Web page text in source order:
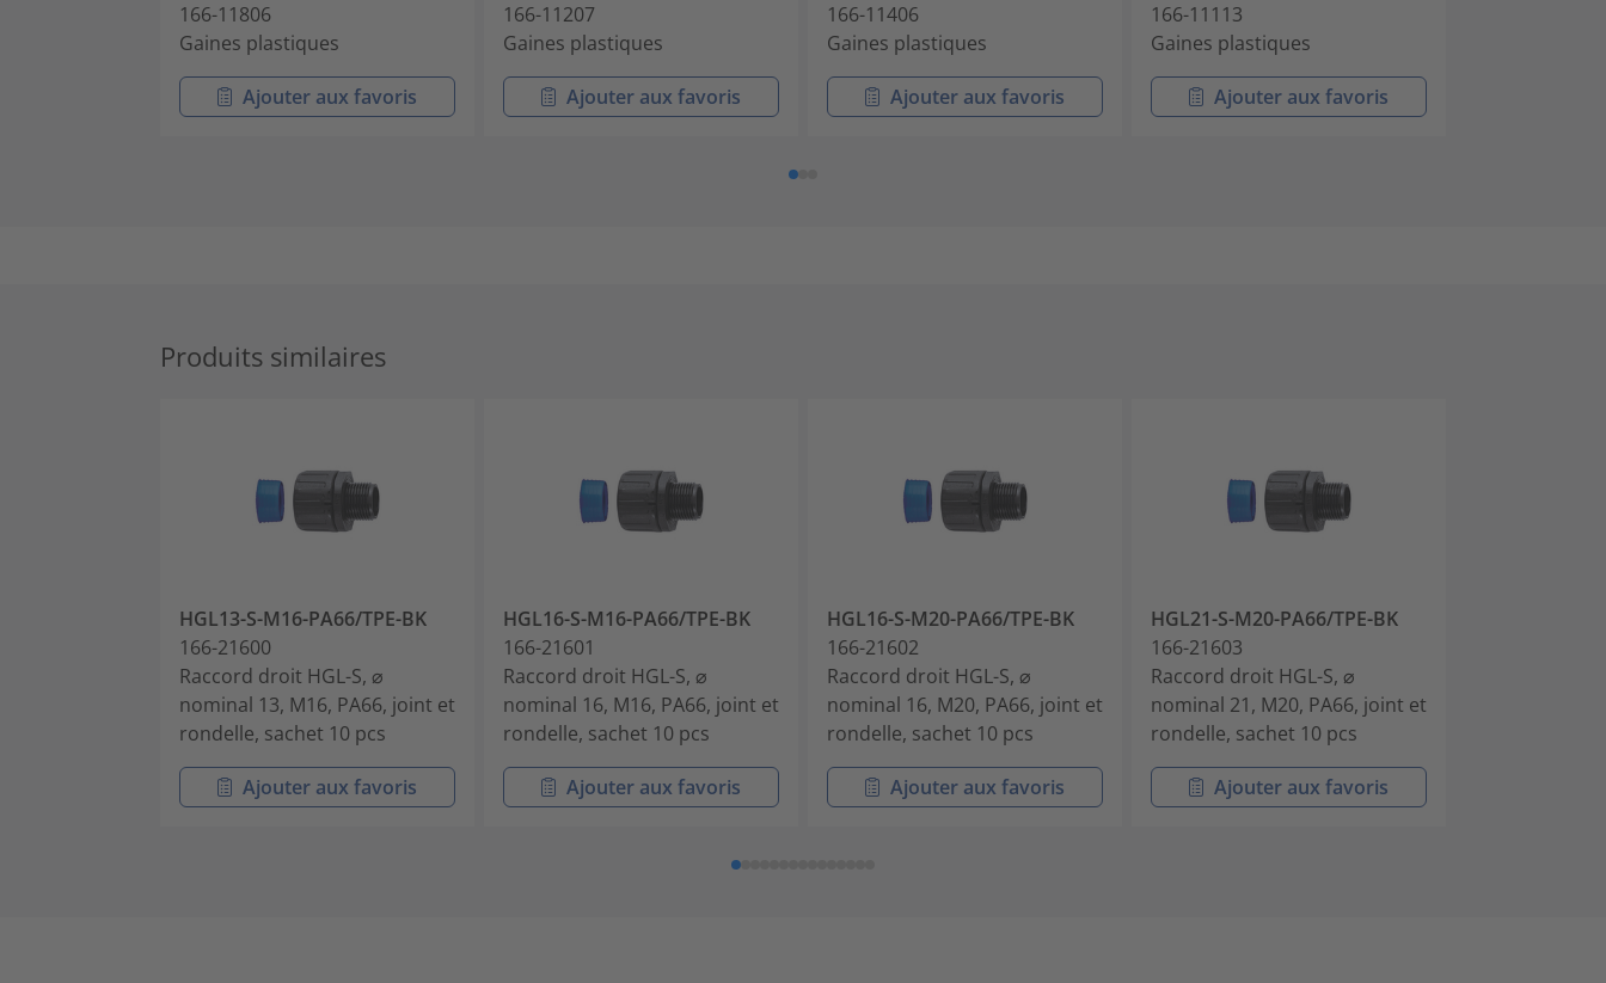
166-11806
Gaines plastiques
Ajouter aux favoris
166-11207
Gaines plastiques
Ajouter aux favoris
166-11406
Gaines plastiques
Ajouter aux favoris
166-11113
Gaines plastiques
Ajouter aux favoris
Produits similaires
HGL13-S-M16-PA66/TPE-BK
166-21600
Raccord droit HGL-S, ⌀
nominal 13, M16, PA66, joint et
rondelle, sachet 10 pcs
Ajouter aux favoris
HGL16-S-M16-PA66/TPE-BK
166-21601
Raccord droit HGL-S, ⌀
nominal 16, M16, PA66, joint et
rondelle, sachet 10 pcs
Ajouter aux favoris
HGL16-S-M20-PA66/TPE-BK
166-21602
Raccord droit HGL-S, ⌀
nominal 16, M20, PA66, joint et
rondelle, sachet 10 pcs
Ajouter aux favoris
HGL21-S-M20-PA66/TPE-BK
166-21603
Raccord droit HGL-S, ⌀
nominal 21, M20, PA66, joint et
rondelle, sachet 10 pcs
Ajouter aux favoris